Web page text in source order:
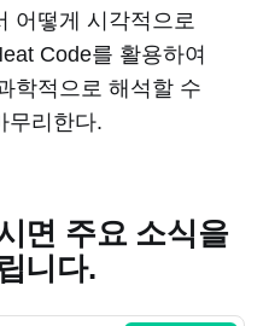
어떻게 시각적으로
Code를 활용하여
학적으로 해석할 수
무리한다.
면 주요 소식을
니다.